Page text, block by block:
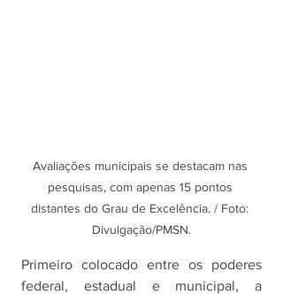
Avaliações municipais se destacam nas
pesquisas, com apenas 15 pontos
distantes do Grau de Excelência. / Foto:
Divulgação/PMSN.
Primeiro colocado entre os poderes
federal, estadual e municipal, a